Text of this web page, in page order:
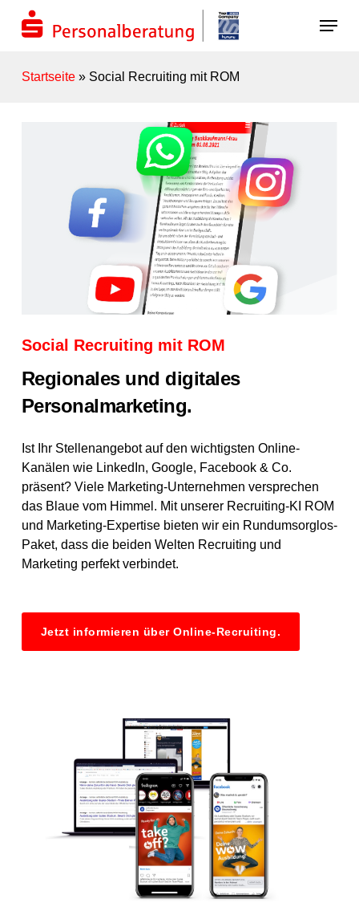
Menu
Startseite» Social Recruiting mit ROM
Social Recruiting mit ROM
Regionales und digitales
Personalmarketing.
Ist Ihr Stellenangebot auf den wichtigsten Online-
Kanälen wie LinkedIn, Google, Facebook & Co.
präsent? Viele Marketing-Unternehmen versprechen
das Blaue vom Himmel. Mit unserer Recruiting-KI ROM
und Marketing-Expertise bieten wir ein Rundumsorglos-
Paket, dass die beiden Welten Recruiting und
Marketing perfekt verbindet.
Jetzt informieren über Online-Recruiting.